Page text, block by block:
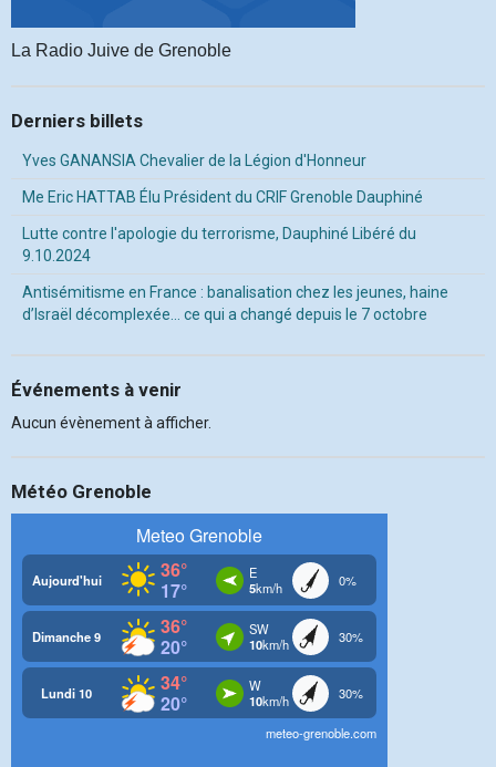
La Radio Juive de Grenoble
Derniers billets
Yves GANANSIA Chevalier de la Légion d'Honneur
Me Eric HATTAB Élu Président du CRIF Grenoble Dauphiné
Lutte contre l'apologie du terrorisme, Dauphiné Libéré du
9.10.2024
Antisémitisme en France : banalisation chez les jeunes, haine
d’Israël décomplexée… ce qui a changé depuis le 7 octobre
Événements à venir
Aucun évènement à afficher.
Météo Grenoble